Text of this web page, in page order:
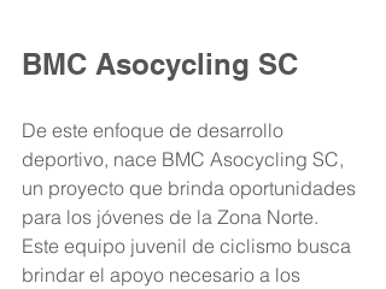
BMC Asocycling SC
De este enfoque de desarrollo
deportivo, nace BMC Asocycling SC,
un proyecto que brinda oportunidades
para los jóvenes de la Zona Norte.
Este equipo juvenil de ciclismo busca
brindar el apoyo necesario a los